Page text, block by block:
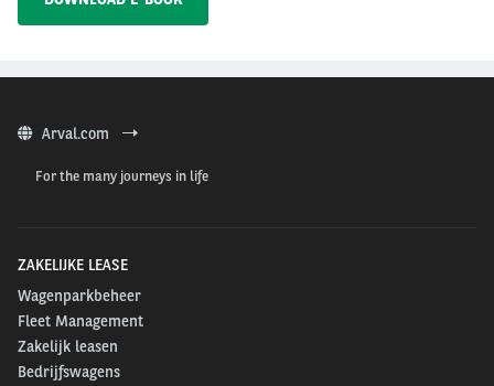
Arval.com
For the many journeys in life
ZAKELIJKE LEASE
Wagenparkbeheer
Fleet Management
Zakelijk leasen
Bedrijfswagens